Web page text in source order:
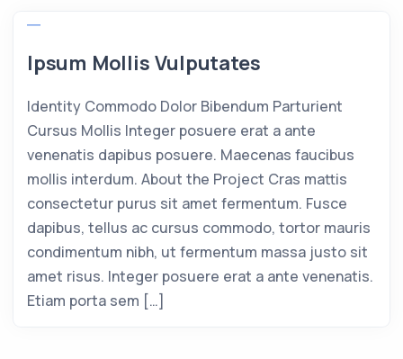
Ipsum Mollis Vulputates
Identity Commodo Dolor Bibendum Parturient
Cursus Mollis Integer posuere erat a ante
venenatis dapibus posuere. Maecenas faucibus
mollis interdum. About the Project Cras mattis
consectetur purus sit amet fermentum. Fusce
dapibus, tellus ac cursus commodo, tortor mauris
condimentum nibh, ut fermentum massa justo sit
amet risus. Integer posuere erat a ante venenatis.
Etiam porta sem […]